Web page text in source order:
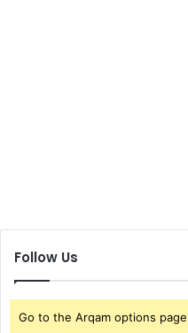
Follow Us
Go to the Arqam options